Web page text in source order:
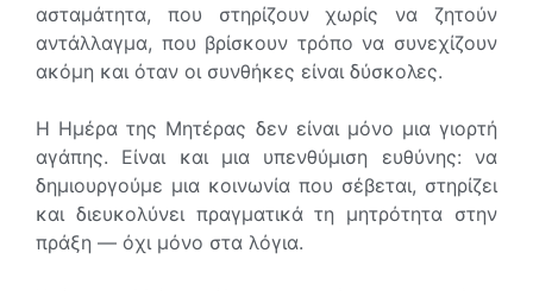
ασταμάτητα, που στηρίζουν χωρίς να ζητούν
αντάλλαγμα, που βρίσκουν τρόπο να συνεχίζουν
ακόμη και όταν οι συνθήκες είναι δύσκολες.
Η Ημέρα της Μητέρας δεν είναι μόνο μια γιορτή
αγάπης. Είναι και μια υπενθύμιση ευθύνης: να
δημιουργούμε μια κοινωνία που σέβεται, στηρίζει
και διευκολύνει πραγματικά τη μητρότητα στην
πράξη — όχι μόνο στα λόγια.